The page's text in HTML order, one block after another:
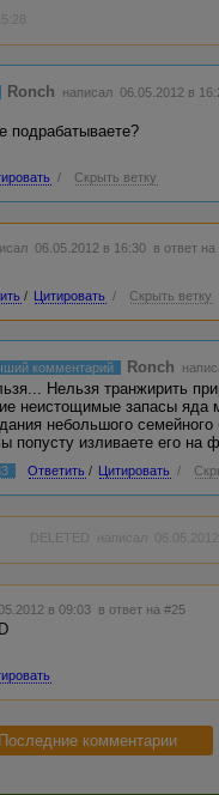
Ronch написал 06.05.2012 в
подрабатываете?
/ Скрыть ветку
06.05.2012 в 16:30 в ответ
/ Цитировать / Скрыть ветку
комментарий Ronch
Нельзя транжирить
неистощимые запасы яда
небольшого семейного
попусту изливаете его на
Ответить / Цитировать /
DELETED написал
в 09:03 в ответ на #25
Последние комментарии